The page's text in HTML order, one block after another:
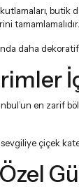
tamamlamalıdır.
daha
en zarif
sevgiliye çiçek